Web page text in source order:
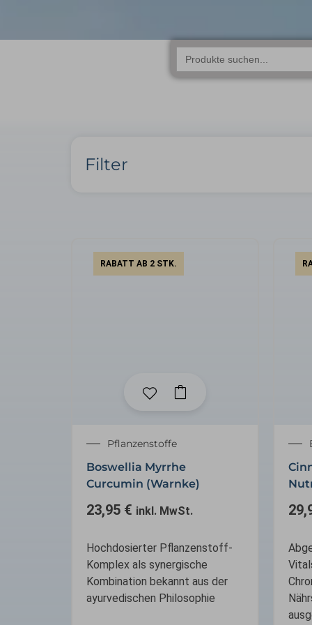
Search
for:
Filter
RABATT AB 2 STK.
Pflanzenstoffe
Boswellia Myrrhe
Curcumin (Warnke)
23,95 € inkl. MwSt.
Hochdosierter Pflanzenstoff-
Komplex als synergische
Kombination bekannt aus der
ayurvedischen Philosophie